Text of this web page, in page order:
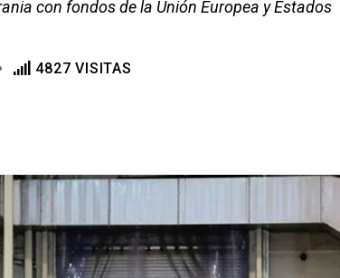
con fondos de la Unión Europea y Estados
4827 VISITAS